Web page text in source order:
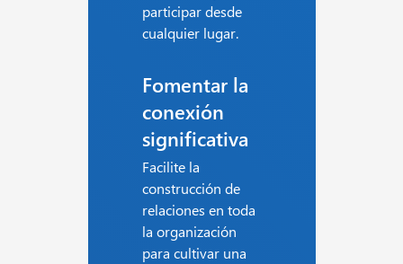
participar desde
cualquier lugar.
Fomentar la
conexión
significativa
Facilite la
construcción de
relaciones en toda
la organización
para cultivar una